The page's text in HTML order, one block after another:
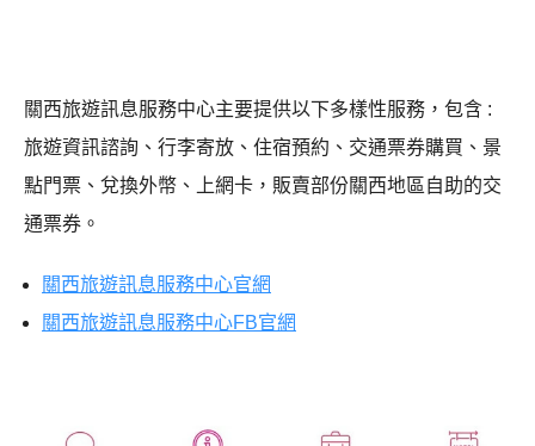
關西旅遊訊息服務中心主要提供以下多樣性服務，包含 :
旅遊資訊諮詢、行李寄放、住宿預約、交通票券購買、景
點門票、兌換外幣、上網卡，販賣部份關西地區自助的交
通票券。
關西旅遊訊息服務中心官網
關西旅遊訊息服務中心FB官網